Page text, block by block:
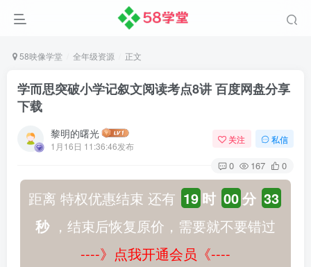
58映像学堂 全年级资源 正文
学而思突破小学记叙文阅读考点8讲 百度网盘分享
下载
黎明的曙光
1月16日 11:36:46发布
关注 私信
0 167 0
距离 特权优惠结束 还有 19 时 00分 32
秒，结束后恢复原价，需要就不要错过
----》点我开通会员《----